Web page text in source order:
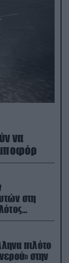
να
στη
πιλότο
στην